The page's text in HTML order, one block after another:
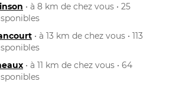
• à 8 km de chez vous • 25
• à 13 km de chez vous • 113
• à 11 km de chez vous • 64